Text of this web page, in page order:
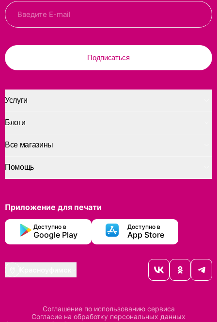
Подписаться
Услуги
Помощь
Блоги
Все магазины
Приложение для печати
Доступно в
Google Play
Доступно в
App Store
Соглашение по использованию сервиса
Согласие на обработку персональных данных